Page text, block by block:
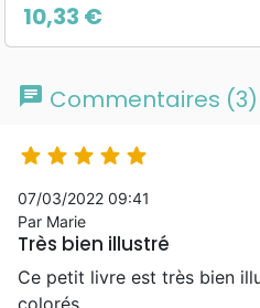
Prix
10,33 €
chat Commentaires (3)
    
07/03/2022 09:41
Par Marie
Très bien illustré
Ce petit livre est très bien